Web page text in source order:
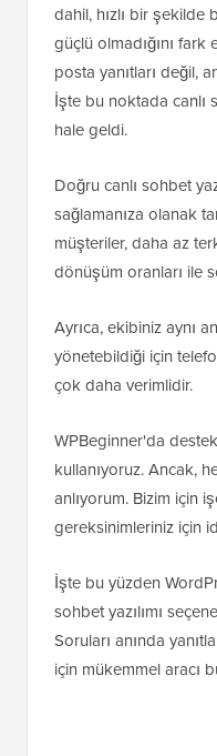
dahil, hızlı bir şekilde
güçlü olmadığını
posta yanıtları değil,
İşte bu noktada canlı
hale geldi.
Doğru canlı sohbet
sağlamanıza olanak
müşteriler, daha az
dönüşüm oranları ile
Ayrıca, ekibiniz aynı
yönetebildiği için
çok daha verimlidir.
WPBeginner'da
kullanıyoruz. Ancak,
anlıyorum. Bizim için
gereksinimleriniz için
İşte bu yüzden
sohbet yazılımı
Soruları anında
için mükemmel aracı